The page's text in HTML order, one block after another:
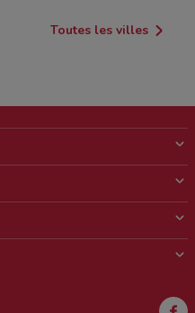
Toutes les villes